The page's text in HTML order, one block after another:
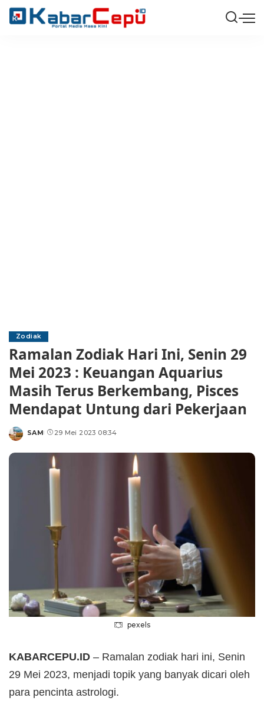
Zodiak
Ramalan Zodiak Hari Ini, Senin 29
Mei 2023 : Keuangan Aquarius
Masih Terus Berkembang, Pisces
Mendapat Untung dari Pekerjaan
Posted
SAM 29 Mei 2023 08:34
pexels
KABARCEPU.ID – Ramalan zodiak hari ini, Senin
29 Mei 2023, menjadi topik yang banyak dicari oleh
para pencinta astrologi.